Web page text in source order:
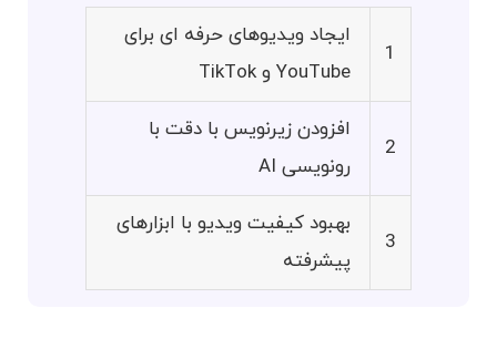
1
ایجاد ویدیوهای حرفه ای برای
YouTube و TikTok
2
افزودن زیرنویس با دقت با
رونویسی AI
3
بهبود کیفیت ویدیو با ابزارهای
پیشرفته